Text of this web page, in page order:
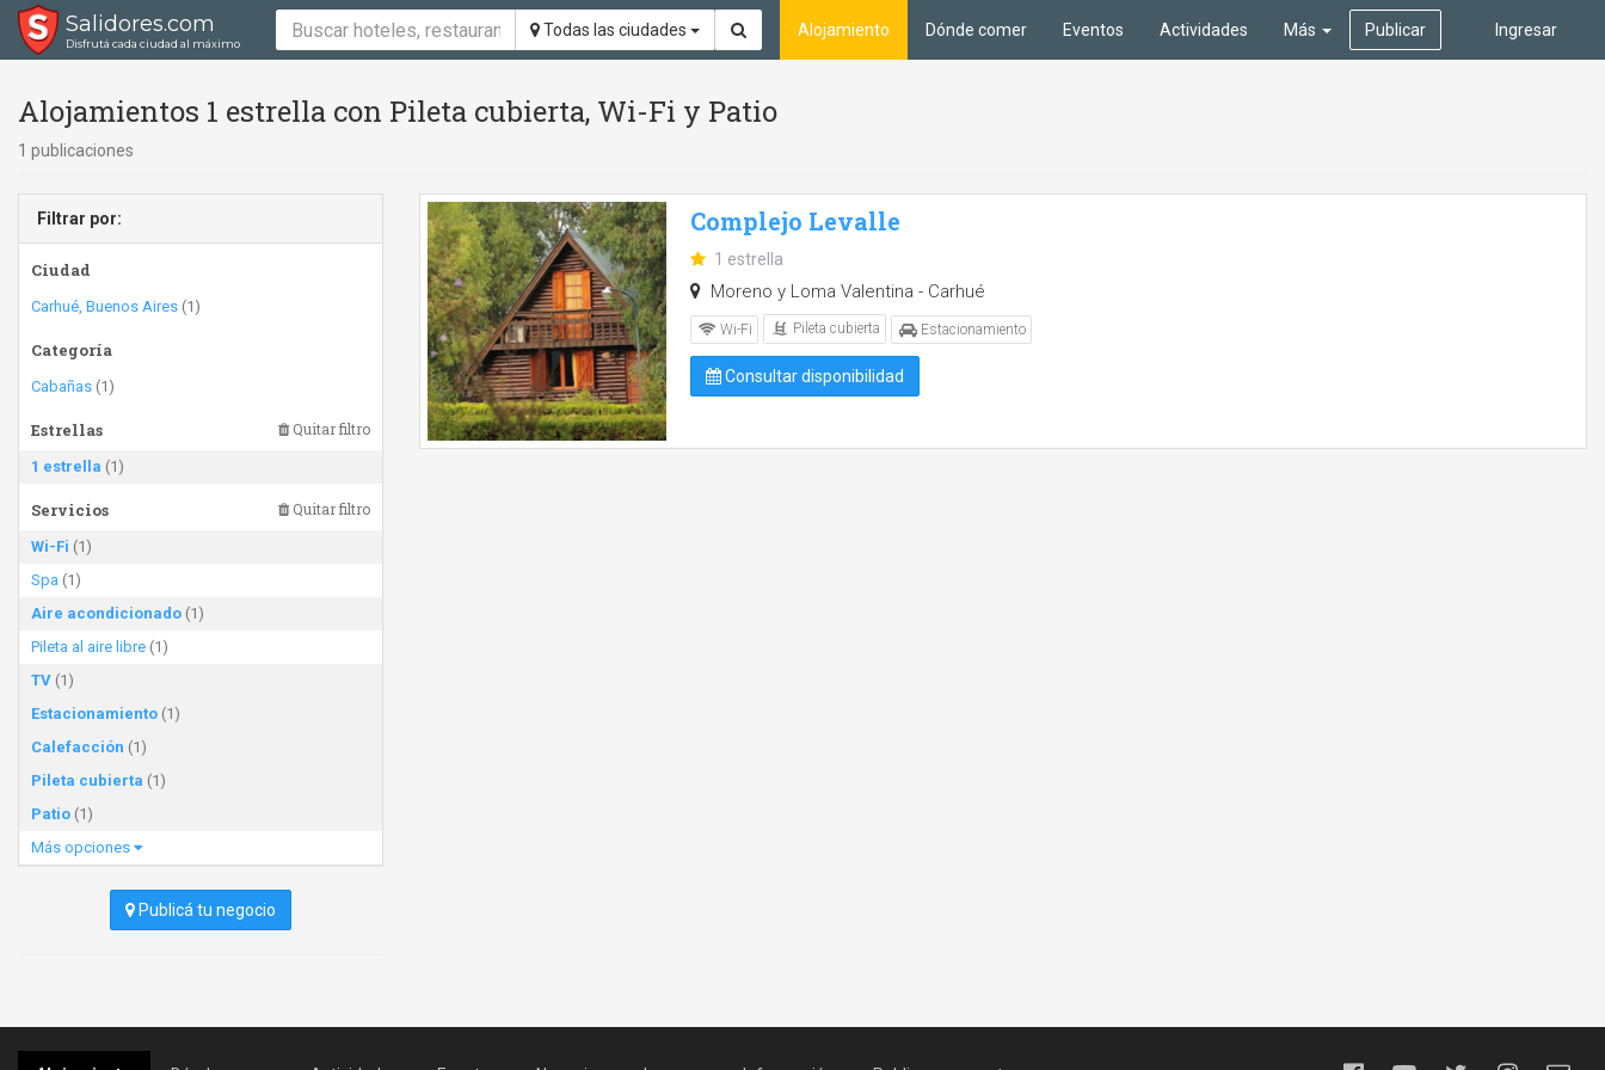
Salidores.com
Disfrutá cada ciudad al máximo
Todas las ciudades Ingresar
Alojamiento Dónde comer Eventos Actividades Más Publicar
Alojamientos 1 estrella con Pileta cubierta, Wi-Fi y Patio
1 publicaciones
Filtrar por:
Ciudad
Carhué, Buenos Aires (1)
Categoría
Cabañas (1)
Estrellas Quitar filtro
1 estrella (1)
Servicios Quitar filtro
Wi-Fi (1)
Spa (1)
Aire acondicionado (1)
Pileta al aire libre (1)
TV (1)
Estacionamiento (1)
Calefacción (1)
Pileta cubierta (1)
Patio (1)
Más opciones
Publicá tu negocio
Complejo Levalle
1 estrella
Moreno y Loma Valentina - Carhué
Wi-Fi Pileta cubierta Estacionamiento
Consultar disponibilidad